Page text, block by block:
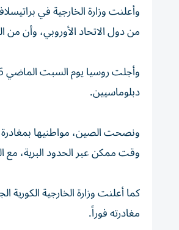
من دول الاتحاد الأوروبي، وأن من
دبلوماسيين.
ونصحت الصين، مواطنيها بمغادرة
وقت ممكن عبر الحدود البرية، مع
كما أعلنت وزارة الخارجية
مغادرته فوراً.